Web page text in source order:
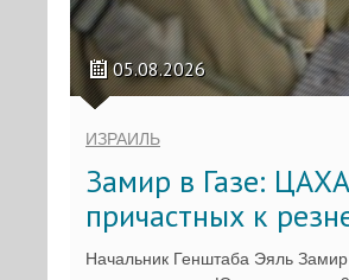
05.08.2026
ИЗРАИЛЬ
Замир в Газе:
причастных к
Начальник Генштаба Эяль Замир